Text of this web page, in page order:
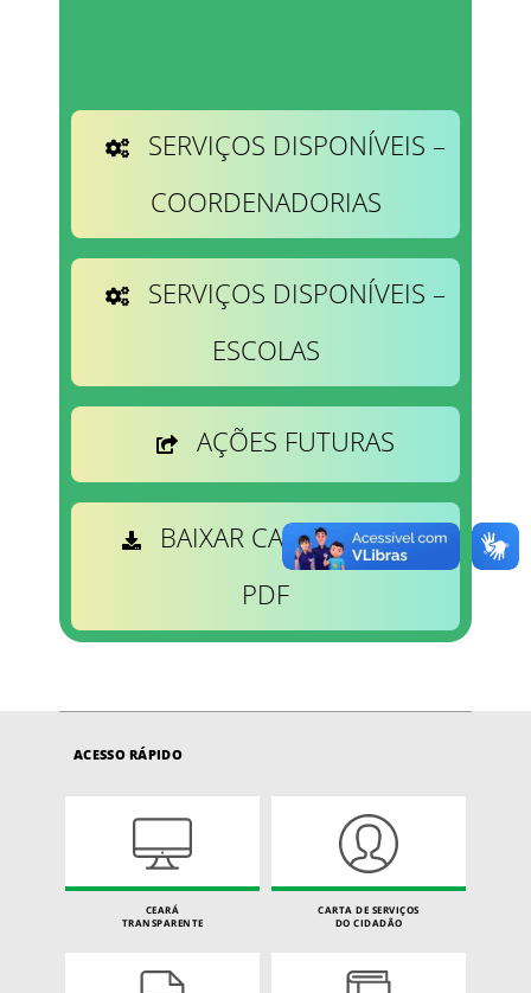
SERVIÇOS DISPONÍVEIS –
COORDENADORIAS
SERVIÇOS DISPONÍVEIS –
ESCOLAS
AÇÕES FUTURAS
BAIXAR CATÁLOGO EM
PDF
ACESSO RÁPIDO
CEARÁ
TRANSPARENTE
CARTA DE SERVIÇOS
DO CIDADÃO